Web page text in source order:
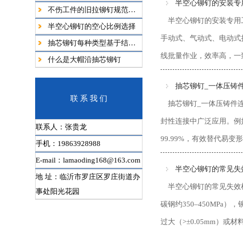
不伤工件的旧拉铆钉规范拆除操作方法
半空心铆钉的空心比例选择
抽芯铆钉每种类型基于结构设计和性能特点
什么是大帽沿抽芯铆钉
联 系 我 们
联系人：张贵龙
手机：19863928988
E-mail：lamaoding168@163.com
地 址：临沂市罗庄区罗庄街道办
事处阳光花园
半空心铆钉的安装专
半空心铆钉的安装专
手动式、气动式、电动
线批量作业，效率高，
抽芯铆钉_‌一体压铸
抽芯铆钉_‌一体压铸件
封性连接中广泛应用。
99.99%，有效替代易变
半空心铆钉的常见
半空心铆钉的常见失
碳钢约350–450MPa）
过大（>±0.05mm）或材